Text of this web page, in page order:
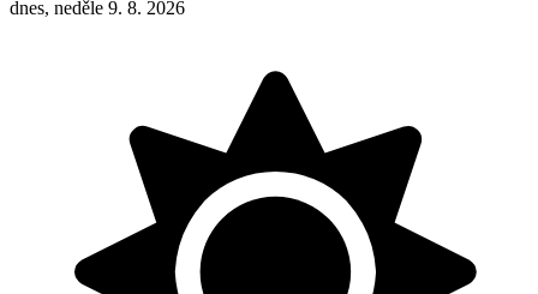
dnes, neděle 9. 8. 2026